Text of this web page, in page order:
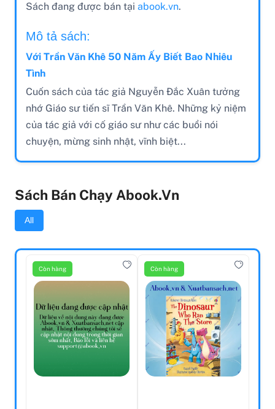
Sách đang được bán tại abook.vn.
Mô tả sách:
Với Trần Văn Khê 50 Năm Ấy Biết Bao Nhiêu
Tình
Cuốn sách của tác giả Nguyễn Đắc Xuân tưởng
nhớ Giáo sư tiến sĩ Trần Văn Khê. Những kỷ niệm
của tác giả với cố giáo sư như các buổi nói
chuyện, mừng sinh nhật, vĩnh biệt...
Sách Bán Chạy Abook.vn
All
Còn hàng Còn hàng